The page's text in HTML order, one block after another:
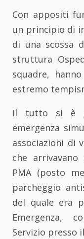
Con appositi
un principio di
di una scossa
struttura
squadre,
estremo
Il tutto si è
emergenza
associazioni di
che
PMA (posto
parcheggio
del quale era
Emergenza,
Servizio presso